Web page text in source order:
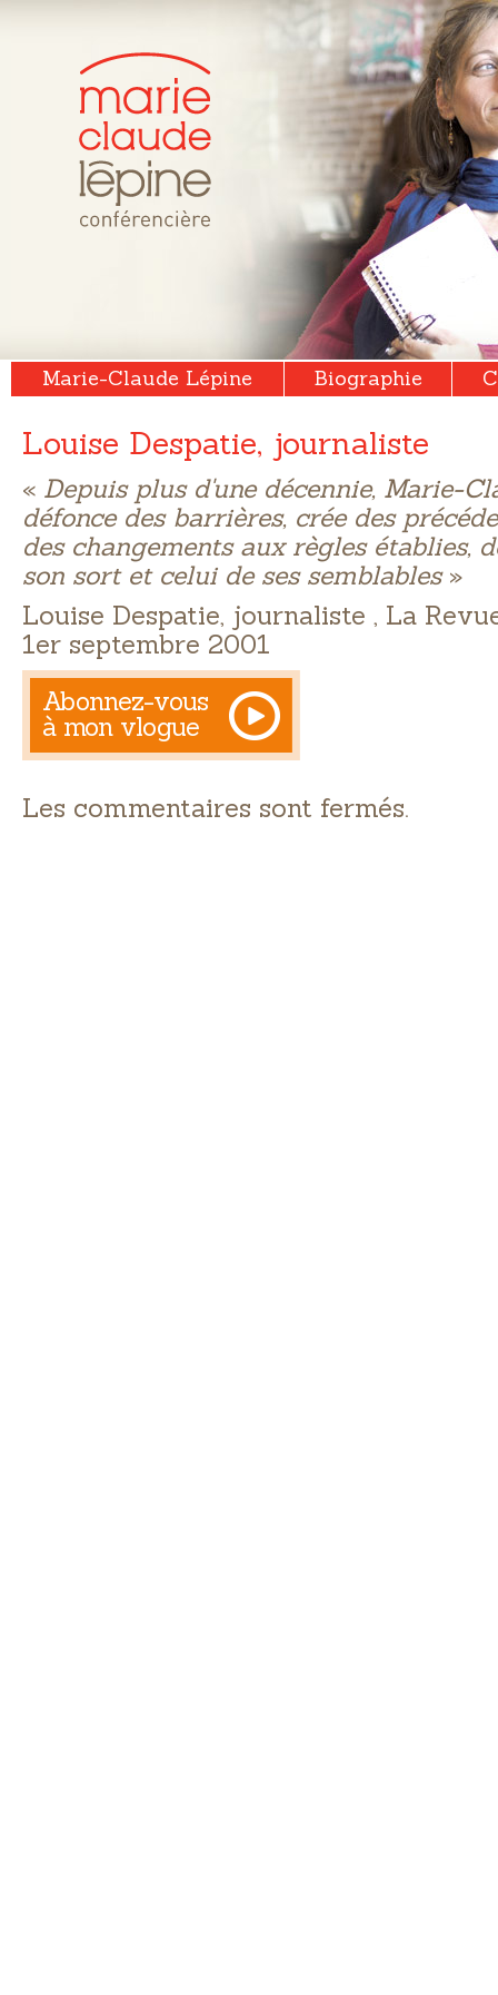
Marie-Claude Lépine Biographie
Louise Despatie, journaliste
« Depuis plus d'une décennie, Marie-
défonce des barrières, crée des
des changements aux règles établies,
son sort et celui de ses semblables »
Louise Despatie, journaliste , La
1er septembre 2001
Abonnez-vous
à mon vlogue
Les commentaires sont fermés.